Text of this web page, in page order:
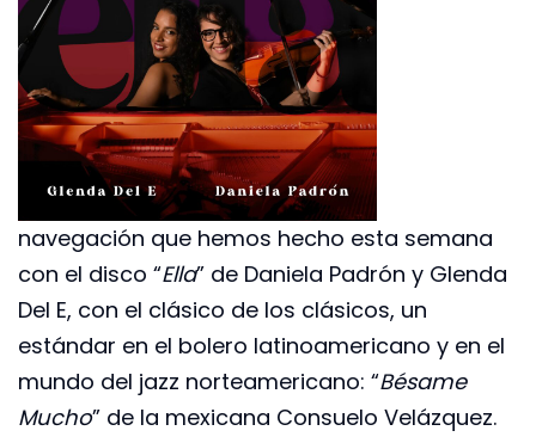
navegación que hemos hecho esta semana
con el disco “Ella” de Daniela Padrón y Glenda
Del E, con el clásico de los clásicos, un
estándar en el bolero latinoamericano y en el
mundo del jazz norteamericano: “Bésame
Mucho” de la mexicana Consuelo Velázquez.